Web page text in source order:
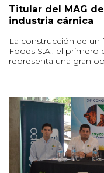
Titular del MAG
industria cárnica
La construcción de un
Foods S.A., el
representa una gran